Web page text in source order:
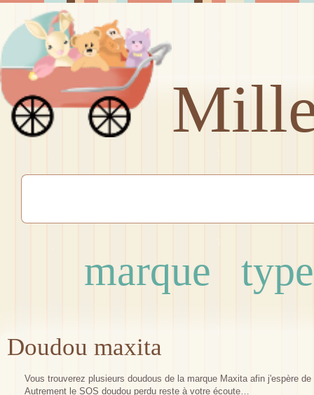
marque type
Doudou maxita
Vous trouverez plusieurs doudous de la marque Maxita afin j'espère
Autrement le SOS doudou perdu reste à votre écoute…